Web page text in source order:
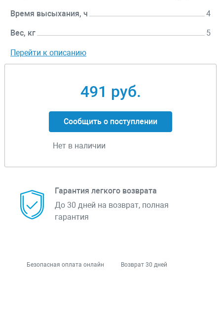
Время высыхания, ч 4
Вес, кг 5
Перейти к описанию
491 руб.
Сообщить о поступлении
Нет в наличии
Гарантия легкого возврата
До 30 дней на возврат, полная
гарантия
Безопасная оплата онлайн Возврат 30 дней